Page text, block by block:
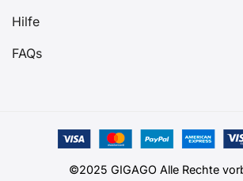
Hilfe
FAQs
©2025 GIGAGO Alle Rechte